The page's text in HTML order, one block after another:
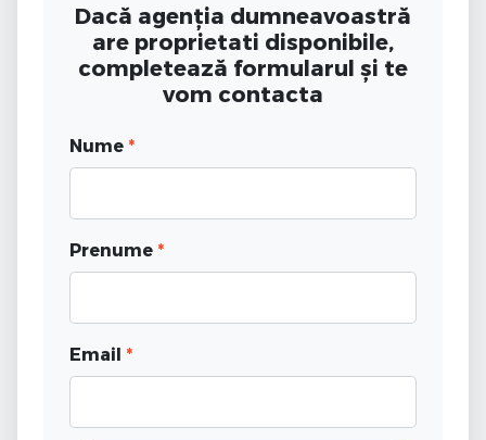
Dacă agenția dumneavoastră
are proprietati disponibile,
completează formularul și te
vom contacta
Nume *
Prenume *
Email *